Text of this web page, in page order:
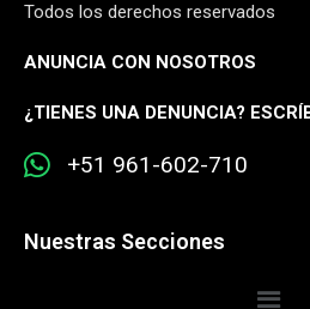
Todos los derechos reservados
ANUNCIA CON NOSOTROS
¿TIENES UNA DENUNCIA?
+51 961-602-710
Nuestras Secciones